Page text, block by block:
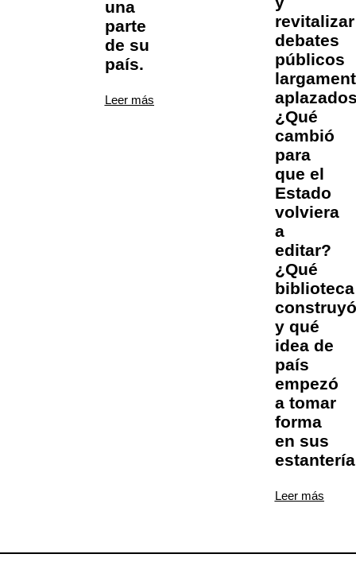
una
parte
de su
país.
Leer más
revitalizar
debates
públicos
¿Qué
cambió
para
que el
Estado
volviera
a
editar?
¿Qué
biblioteca
construyó
y qué
idea de
país
empezó
a tomar
forma
en sus
Leer más